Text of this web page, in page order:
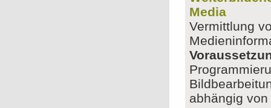
Media
Vermittlung
abhängig